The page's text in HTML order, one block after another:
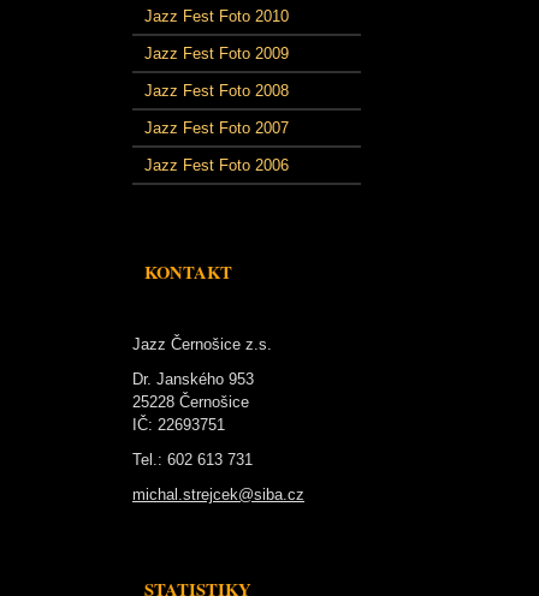
Jazz Fest Foto 2010
Jazz Fest Foto 2009
Jazz Fest Foto 2008
Jazz Fest Foto 2007
Jazz Fest Foto 2006
KONTAKT
Jazz Černošice z.s.
Dr. Janského 953
25228 Černošice
IČ: 22693751
Tel.: 602 613 731
michal.strejcek@siba.cz
STATISTIKY